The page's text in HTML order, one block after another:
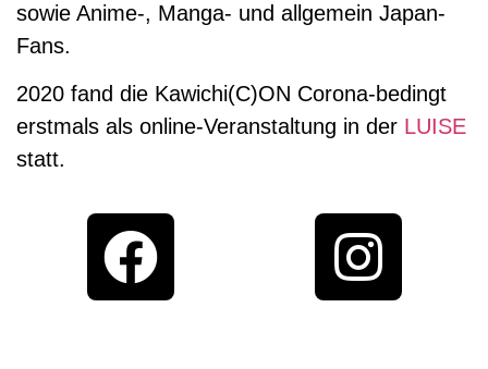
sowie Anime-, Manga- und allgemein Japan-
Fans.
2020 fand die Kawichi(C)ON Corona-bedingt
erstmals als online-Veranstaltung in der LUISE
statt.